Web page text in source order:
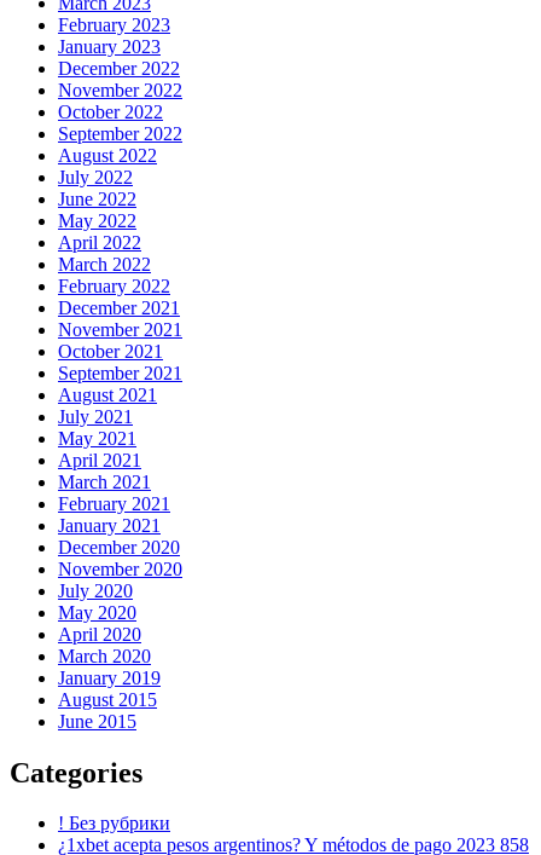
February 2023
January 2023
December 2022
November 2022
October 2022
September 2022
August 2022
July 2022
June 2022
May 2022
April 2022
March 2022
February 2022
December 2021
November 2021
October 2021
September 2021
August 2021
July 2021
May 2021
April 2021
March 2021
February 2021
January 2021
December 2020
November 2020
July 2020
May 2020
April 2020
March 2020
January 2019
August 2015
June 2015
Categories
! Без рубрики
¿1xbet acepta pesos argentinos? Y métodos de pago 2023 858